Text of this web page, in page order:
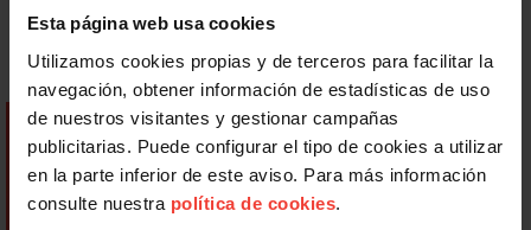
Esta página web usa cookies
Utilizamos cookies propias y de terceros para facilitar la
navegación, obtener información de estadísticas de uso
de nuestros visitantes y gestionar campañas
publicitarias. Puede configurar el tipo de cookies a utilizar
en la parte inferior de este aviso. Para más información
consulte nuestra política de cookies.